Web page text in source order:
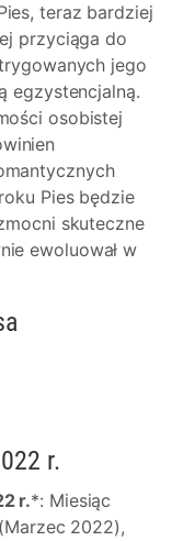
teraz bardziej
przyciąga do
jego
egzystencjalną.
osobistej
Pies będzie
skuteczne
ewoluował w
r.
r.*: Miesiąc
2022),